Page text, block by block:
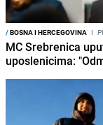
/BOSNA I HERCEGOVINA I
MC Srebrenica
uposlenicima: